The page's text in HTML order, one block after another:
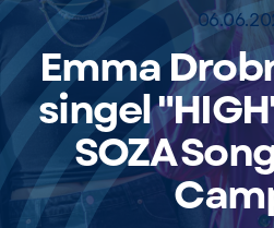
Emma
singel
SOZA